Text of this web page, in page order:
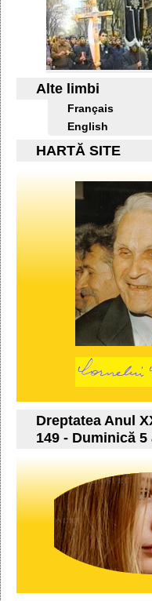
Alte limbi
Français
English
HARTĂ SITE
Dreptatea Anul
149 - Duminică